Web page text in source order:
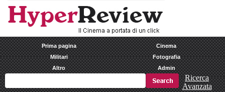
Prima pagina
Cinema
Militari
Fotografia
Altro
Admin
Ricerca
Avanzata